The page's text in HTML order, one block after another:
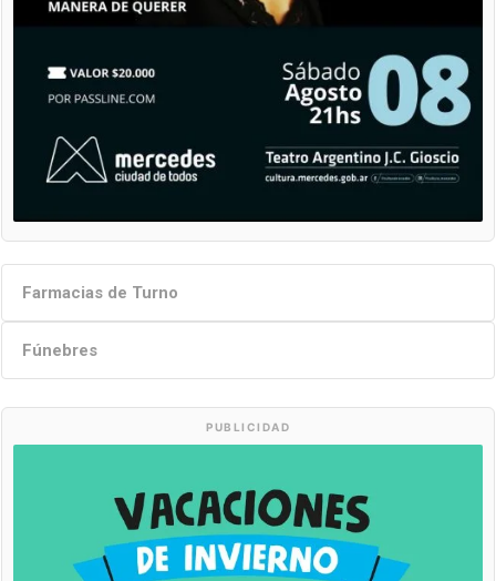
Farmacias de Turno
Fúnebres
PUBLICIDAD